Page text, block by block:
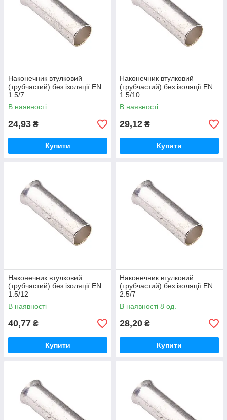
Наконечник втулковий
(трубчастий) без ізоляції EN
1.5/7
В наявності
24,93 ₴
Купити
Наконечник втулковий
(трубчастий) без ізоляції EN
1.5/10
В наявності
29,12 ₴
Купити
Наконечник втулковий
(трубчастий) без ізоляції EN
1.5/12
В наявності
40,77 ₴
Купити
Наконечник втулковий
(трубчастий) без ізоляції EN
2.5/7
В наявності 8 од.
28,20 ₴
Купити